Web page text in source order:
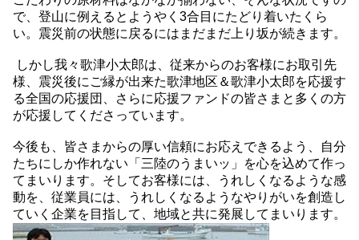
で、登山に例えるとようやく3合目にたどり着いたくら
い。震災前の状態に戻るにはまだまだ上り坂が続きます。
しかし我々歌津小太郎は、従来からのお客様にお取引先
様、震災後にご縁が出来た歌津地区＆歌津小太郎を応援す
る全国の応援団、さらに応援ファンドの皆さまと多くの方
が応援してくださっています。
今後も、皆さまからの厚い信頼にお応えできるよう、自分
たちにしか作れない「三陸のうまいッ」を心を込めて作っ
てまいります。そしてお客様には、うれしくなるような感
動を、従業員には、うれしくなるようなやりがいを創造し
ていく企業を目指して、地域と共に発展してまいります。